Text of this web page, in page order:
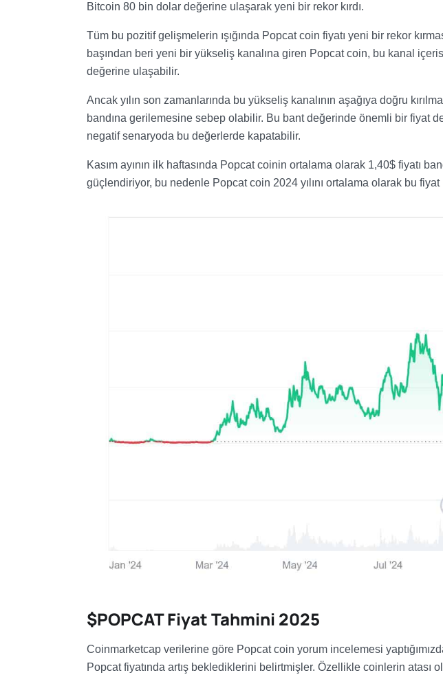
Bitcoin 80 bin dolar değerine ulaşarak yeni bir rekor kırdı.
Tüm bu pozitif gelişmelerin ışığında Popcat coin fiyatı yeni bir rekor
başından beri yeni bir yükseliş kanalına giren Popcat coin, bu kanal
değerine ulaşabilir.
Ancak yılın son zamanlarında bu yükseliş kanalının aşağıya doğru
bandına gerilemesine sebep olabilir. Bu bant değerinde önemli bir fiyat
negatif senaryoda bu değerlerde kapatabilir.
Kasım ayının ilk haftasında Popcat coinin ortalama olarak 1,40$ fiyatı
güçlendiriyor, bu nedenle Popcat coin 2024 yılını ortalama olarak bu
$POPCAT Fiyat Tahmini 2025
Coinmarketcap verilerine göre Popcat coin yorum incelemesi
Popcat fiyatında artış beklediklerini belirtmişler. Özellikle coinlerin atası